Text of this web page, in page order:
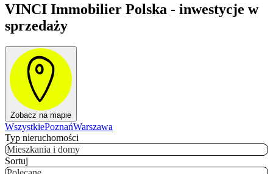
VINCI Immobilier Polska - inwestycje w
sprzedaży
Zobacz na mapie
WszystkiePoznańWarszawa
Typ nieruchomości
Mieszkania i domy
Sortuj